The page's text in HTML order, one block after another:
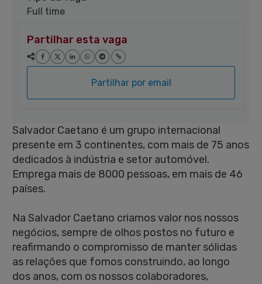
Full time
Partilhar esta vaga
Partilhar por email
Salvador Caetano é um grupo internacional
presente em 3 continentes, com mais de 75 anos
dedicados à indústria e setor automóvel.
Emprega mais de 8000 pessoas, em mais de 46
países.
Na Salvador Caetano criamos valor nos nossos
negócios, sempre de olhos postos no futuro e
reafirmando o compromisso de manter sólidas
as relações que fomos construindo, ao longo
dos anos, com os nossos colaboradores,